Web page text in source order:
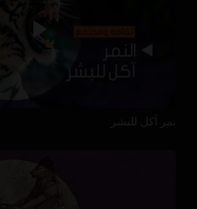
نمر آكل للبشر